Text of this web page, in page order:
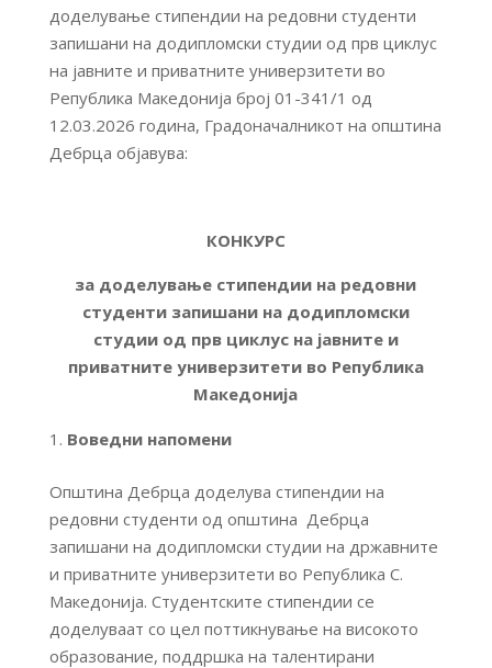
доделување стипендии на редовни студенти
запишани на додипломски студии од прв циклус
на јавните и приватните универзитети во
Република Македонија број 01-341/1 од
12.03.2026 година, Градоначалникот на општина
Дебрца објавува:
КОНКУРС
за доделување стипендии на редовни
студенти запишани на додипломски
студии од прв циклус на јавните и
приватните универзитети во Република
Македонија
Воведни напомени
Општина Дебрца доделува стипендии на
редовни студенти од општина Дебрца
запишани на додипломски студии на државните
и приватните универзитети во Република С.
Македонија. Студентските стипендии се
доделуваат со цел поттикнување на високото
образование, поддршка на талентирани